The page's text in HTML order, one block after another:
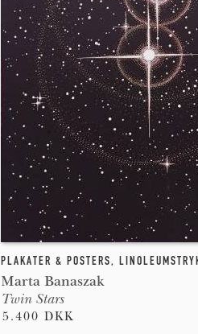
PLAKATER & POSTERS,
Marta Banaszak
Twin Stars
5.400 DKK